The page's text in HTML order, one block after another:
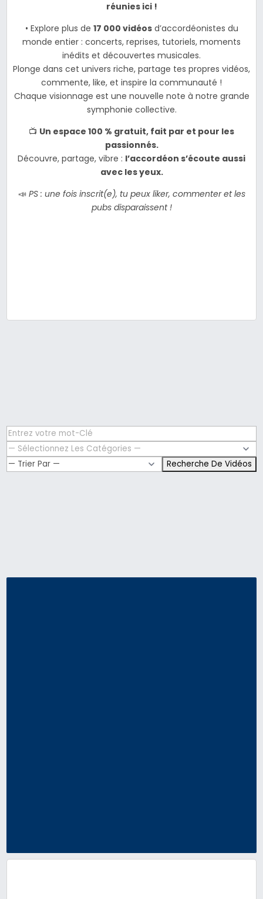
réunies ici !
• Explore plus de 17 000 vidéosd’accordéonistes du
monde entier : concerts, reprises, tutoriels, moments
inédits et découvertes musicales.
Plonge dans cet univers riche, partage tes propres vidéos,
commente, like, et inspire la communauté !
Chaque visionnage est une nouvelle note à notre grande
symphonie collective.
📺 Un espace 100 % gratuit, fait par et pour les
passionnés.
Découvre, partage, vibre : l’accordéon s’écoute aussi
avec les yeux.
📣 PS : une fois inscrit(e), tu peux liker, commenter et les
pubs disparaissent !